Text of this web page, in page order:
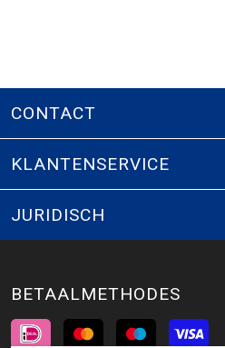
CONTACT
KLANTENSERVICE
JURIDISCH
BETAALMETHODES